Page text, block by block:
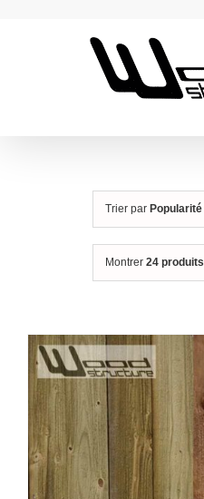
Trier par Popularité
Montrer 24 produits